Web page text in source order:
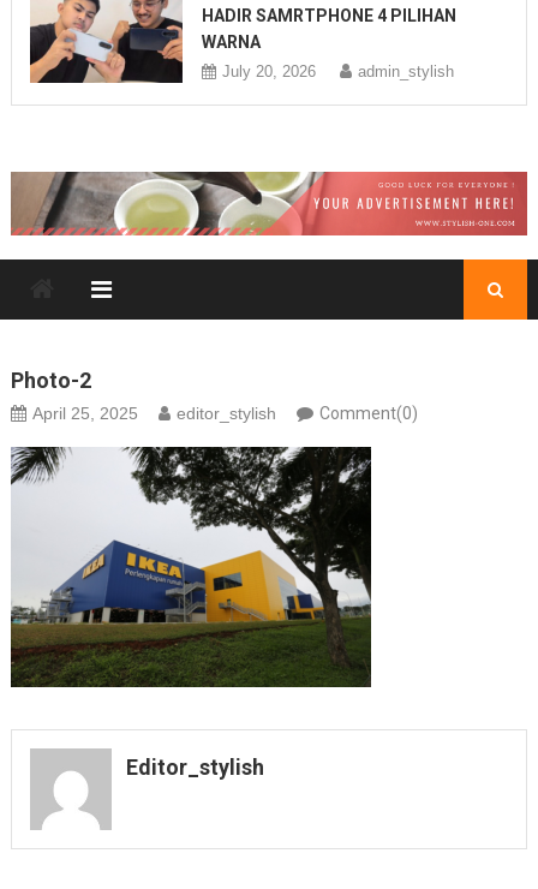
HADIR SAMRTPHONE 4 PILIHAN
WARNA
July 20, 2026 admin_stylish
Photo-2
April 25, 2025 editor_stylish Comment(0)
Editor_stylish